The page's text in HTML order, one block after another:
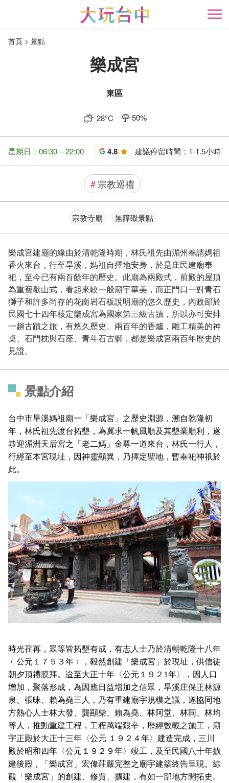
開
首頁 景點
樂成宮
東區
28°C 50%
星期日：06:30 – 22:00 4.8 星 建議停留時間： 1-1.5小時
#宗教巡禮
宗教寺廟 無障礙景點
樂成宮建廟的緣由於清乾隆時期，林氏祖先由湄州奉請媽祖
香火來台，行至旱溪，媽祖自擇地安身，於是庄民建廟奉
祀，至今已有兩百餘年的歷史。此廟為兩殿式，前殿的屋頂
為重簷歇山式，看起來較一般廟宇華美，而正門口一對青石
獅子和許多尚存的花崗岩石板說明廟的悠久歷史，內政部於
民國七十四年核定樂成宮為國家第三級古蹟，所以亦可安排
一趟古蹟之旅，有悠久歷史、兩百年的香爐，雕工精美的神
桌、石門枕與石座、青斗石古獅，都是樂成宮兩百年歷史的
見證。
景點介紹
台中市旱溪媽祖廟一「樂成宮」之歷史淵源，溯自乾隆初
年，林氏祖先渡台拓墾，為冀求一帆風順及其墾業順利，遂
恭迎湄洲天后宮之「老二媽」金尊一道來台，林氏一行人，
行經至本宮現址，因神靈顯異，乃擇定聖地，暫奉祀神祇於
此。
時光荏苒，眾等皆拓墾有成，有志人士乃於清朝乾隆十八年
﹙公元１７５３年﹚，毅然創建「樂成宮」於現址，供信徒
朝夕頂禮膜拜。迨至大正十年〈公元１９２1年〉，因人口
增加，聚落形成，為因應日益增加之信眾，旱溪庄保正林源
泉、張昧、賴為堯三人，乃有重建廟宇規模之議，遂協同地
方熱心人士林大發、龔顯柴、賴為堯、林阿堂、林同、林均
等人，推動重建工程，工程萬端艱辛，歷經數載之施工，廟
宇正殿於大正十三年〈公元 １９２４年〉建造完成，三川
殿於昭和四年〈公元１９２９年〉竣工，及至民國八十年擴
建後殿，「樂成宮」宏偉莊嚴完整之廟宇建築終告呈現。綜
觀「樂成宮」的創建、修賈、擴建，有如一部地方開拓史。